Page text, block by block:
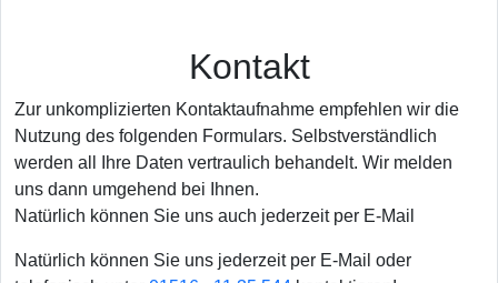
Kontakt
Zur unkomplizierten Kontaktaufnahme empfehlen wir die
Nutzung des folgenden Formulars. Selbstverständlich
werden all Ihre Daten vertraulich behandelt. Wir melden
uns dann umgehend bei Ihnen.
Natürlich können Sie uns auch jederzeit per E-Mail
Natürlich können Sie uns jederzeit per E-Mail oder